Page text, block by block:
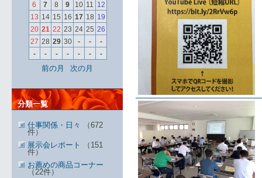
6
7 8 9 10 11 12
13 14 15 16 17 18 19
20 21 22 23 24 25 26
27 28 29 30 - -
-
-
- - - - - -
前の月 次の月
分類一覧
仕事関係・日々
（672
件）
展示会レポート
（151
件）
お薦めの商品コーナー
（22件）